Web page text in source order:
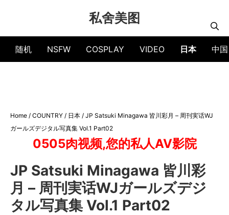
私舍美图
随机 NSFW COSPLAY VIDEO 日本 中国
Home / COUNTRY / 日本 / JP Satsuki Minagawa 皆川彩月 – 周刊実话WJ
ガールズデジタル写真集 Vol.1 Part02
0505肉视频,您的私人AV影院
JP Satsuki Minagawa 皆川彩
月 – 周刊実话WJガールズデジ
タル写真集 Vol.1 Part02